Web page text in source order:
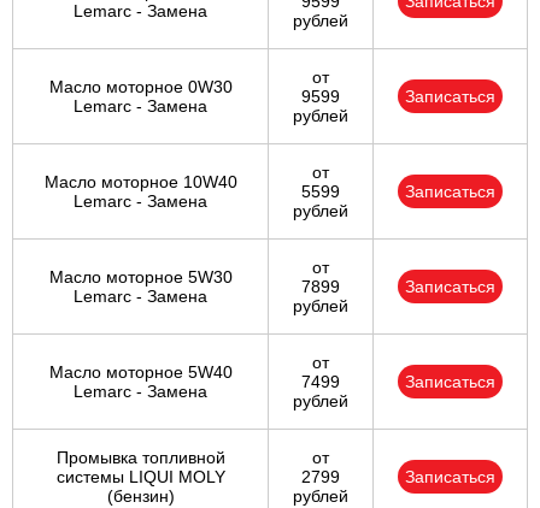
Lemarc - Замена
рублей
Масло моторное 0W30
Lemarc - Замена
от
9599
рублей
Записаться
Масло моторное 10W40
Lemarc - Замена
от
5599
рублей
Записаться
Масло моторное 5W30
Lemarc - Замена
от
7899
рублей
Записаться
Масло моторное 5W40
Lemarc - Замена
от
7499
рублей
Записаться
Промывка топливной
системы LIQUI MOLY
(бензин)
от
2799
рублей
Записаться